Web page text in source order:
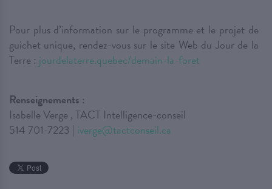
Pour plus d’information sur le programme et le projet de
guichet unique, rendez-vous sur le site Web du Jour de la
Terre : jourdelaterre.quebec/demain-la-foret
Renseignements :
Isabelle Verge , TACT Intelligence-conseil
514 701-7223 | iverge@tactconseil.ca